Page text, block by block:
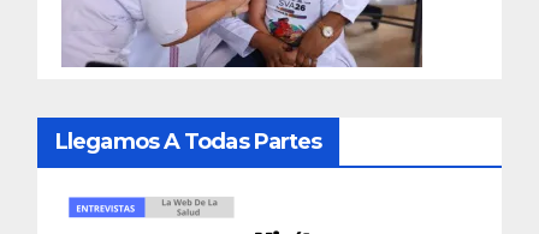
Llegamos A Todas Partes